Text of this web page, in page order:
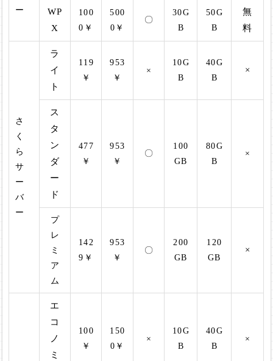
ー
WP
X
100
0￥
500
0￥
〇
30G
B
50G
B
無
料
さ
く
ら
サ
ー
バ
ー
ラ
イ
ト
119
￥
953
￥
×
10G
B
40G
B
×
ス
タ
ン
ダ
ー
ド
477
￥
953
￥
〇
100
GB
80G
B
×
プ
レ
ミ
ア
ム
142
9￥
953
￥
〇
200
GB
120
GB
×
エ
コ
ノ
ミ
100
￥
150
0￥
×
10G
B
40G
B
×